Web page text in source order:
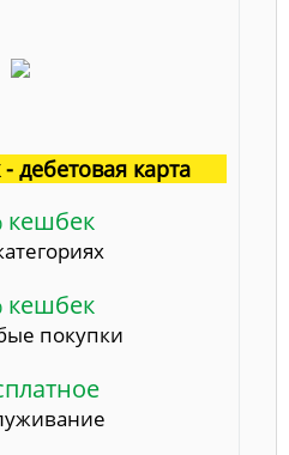
дебетовая карта
кешбек
кешбек
покупки